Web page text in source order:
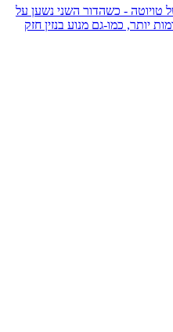
של טויוטה - כשהדור השני נשען על
כמו-גם מנוע בנזין חזק